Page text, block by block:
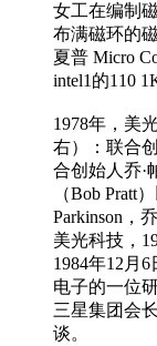
女工在编制
布满磁环的
夏普 Micro
intel1的110
1978年，美
右）：联合
合创始人乔·
（Bob Pratt
Parkinson，
美光科技，
1984年12月
电子的一位
三星集团会
谈。